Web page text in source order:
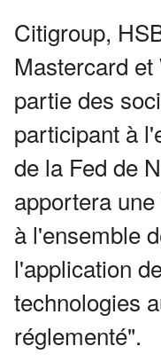
Citigroup,
Mastercard
partie des
participant à
de la Fed de
apportera
à l'ensemble
l'application
technologies
réglementé".